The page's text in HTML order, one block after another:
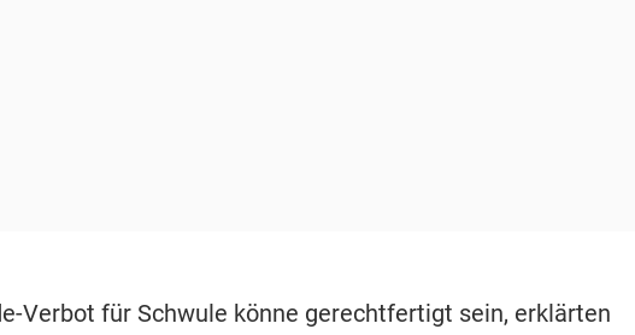
Verbot für Schwule könne gerechtfertigt sein, erklärten